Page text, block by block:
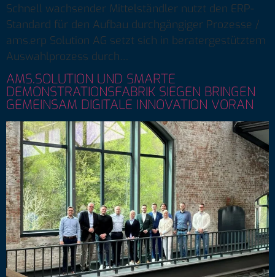
Schnell wachsender Mittelständler nutzt den ERP-
Standard für den Aufbau durchgängiger Prozesse /
ams.erp Solution AG setzt sich in beratergestütztem
Auswahlprozess durch…
AMS.SOLUTION UND SMARTE
DEMONSTRATIONSFABRIK SIEGEN BRINGEN
GEMEINSAM DIGITALE INNOVATION VORAN